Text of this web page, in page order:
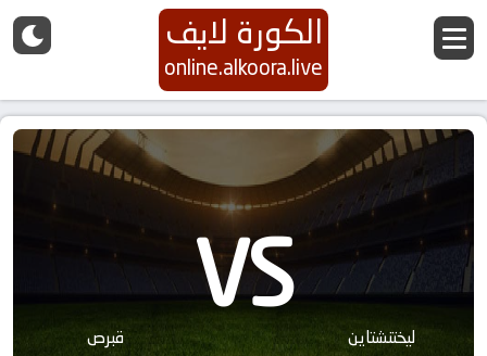
الكورة لايف
online.alkoora.live
ليختنشتاين VS قبرص